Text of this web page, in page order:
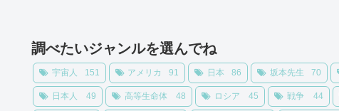
調べたいジャンルを選んでね
宇宙人 151 アメリカ 91 日本 86 坂本先生 70
日本人 49 高等生命体 48 ロシア 45 戦争 44